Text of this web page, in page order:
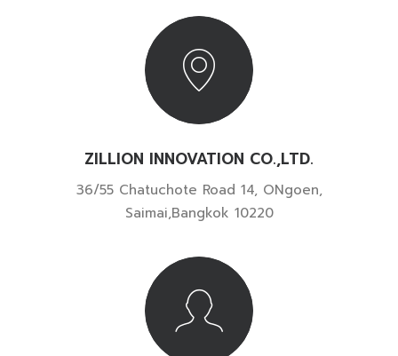
ZILLION INNOVATION CO.,LTD.
36/55 Chatuchote Road 14, ONgoen,
Saimai,Bangkok 10220